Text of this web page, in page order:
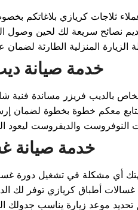
ثلاجات كريازي بلاغاتكم
نصائح سريعة لك لحين
خدمة صيانة
بالديب فريزر مساندة فنية
معكم خطوة بخطوة لضمان
خدمة صيانة
أي مشكلة في تشغيل دورة
أطباق كريازي توفر لك